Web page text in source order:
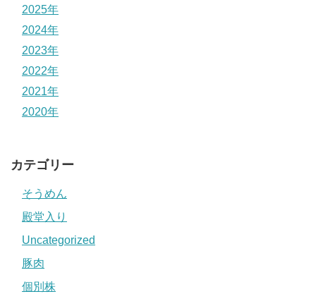
2025年
2024年
2023年
2022年
2021年
2020年
カテゴリー
そうめん
殿堂入り
Uncategorized
豚肉
個別株